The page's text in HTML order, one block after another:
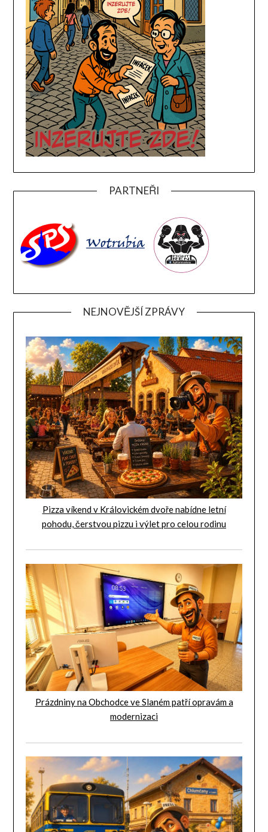
PARTNEŘI
NEJNOVĚJŠÍ ZPRÁVY
Pizza víkend v Královickém dvoře nabídne letní
pohodu, čerstvou pizzu i výlet pro celou rodinu
Prázdniny na Obchodce ve Slaném patří opravám a
modernizaci